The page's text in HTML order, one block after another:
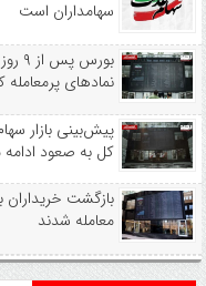
سهامداران است
نمادهای پرمعامله
کل به صعود
بازگشت
معامله شدند